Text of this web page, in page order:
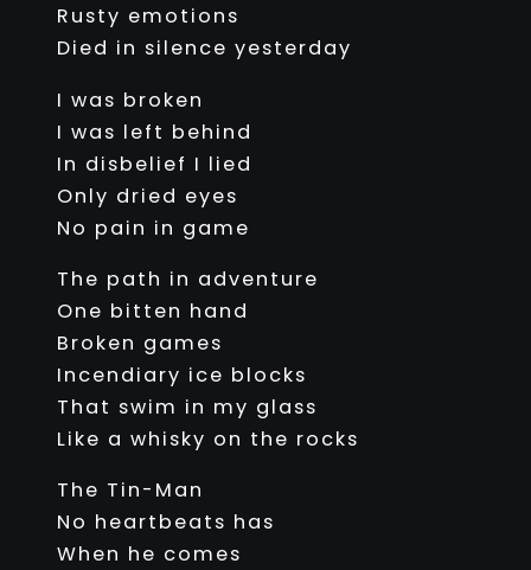
Rusty emotions
Died in silence yesterday
I was broken
I was left behind
In disbelief I lied
Only dried eyes
No pain in game
The path in adventure
One bitten hand
Broken games
Incendiary ice blocks
That swim in my glass
Like a whisky on the rocks
The Tin-Man
No heartbeats has
When he comes